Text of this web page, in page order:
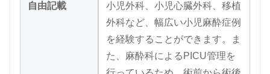
自由記載
小児外科、小児心臓外科、移植
外科など、幅広い小児麻酔症例
を経験することができます。ま
た、麻酔科によるPICU管理を